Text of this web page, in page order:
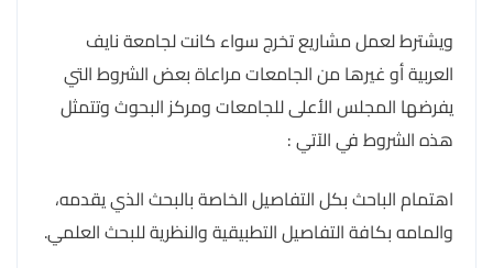
ويشترط لعمل مشاريع تخرج سواء كانت لجامعة نايف
العربية أو غيرها من الجامعات مراعاة بعض الشروط التي
يفرضها المجلس الأعلى للجامعات ومركز البحوث وتتمثل
هذه الشروط في الآتي :
اهتمام الباحث بكل التفاصيل الخاصة بالبحث الذي يقدمه،
والمامه بكافة التفاصيل التطبيقية والنظرية للبحث العلمي.